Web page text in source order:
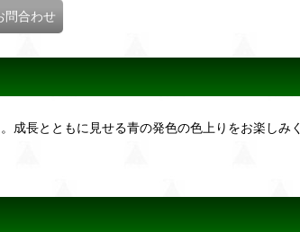
問合わせ
長とともに見せる青の発色の色上りをお楽しみく